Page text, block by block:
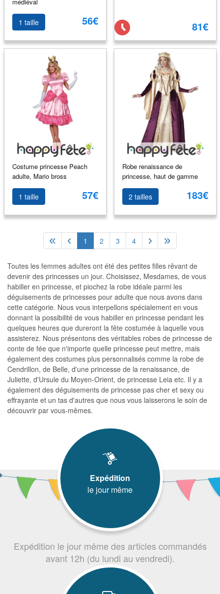
1 taille 56€ 81€
Costume princesse Peach
adulte, Mario bross
1 taille 57€
Robe renaissance de
princesse, haut de gamme
2 tailles 183€
1 2 3 4
Toutes les femmes adultes ont été des petites filles rêvant de
devenir des princesses un jour. Choisissez, Mesdames, de vous
habiller en princesse, et piochez la robe idéale parmi les
déguisements de princesses pour adulte que nous avons dans
cette catégorie. Nous vous interpellons spécialement en vous
donnant la possibilité de vous habiller en princesse pendant les
quelques heures que dureront la fête costumée à laquelle vous
assisterez. Nous présentons des véritables robes de princesse de
conte de fée que n'importe quelle princesse peut mettre, mais
également des costumes plus personnalisés comme la robe de
Cendrillon, de Belle, d'une princesse de la renaissance, de
Juliette, d'Ursule du Moyen-Orient, de princesse Leia etc. Il y a
également des déguisements de princesse pas cher et sexy ou
effrayante et un tas d'autres que nous vous laisserons le soin de
découvrir par vous-mêmes.
Expédition
le jour même
Expédition le jour même des articles commandés
avant 12h (du lundi au vendredi).